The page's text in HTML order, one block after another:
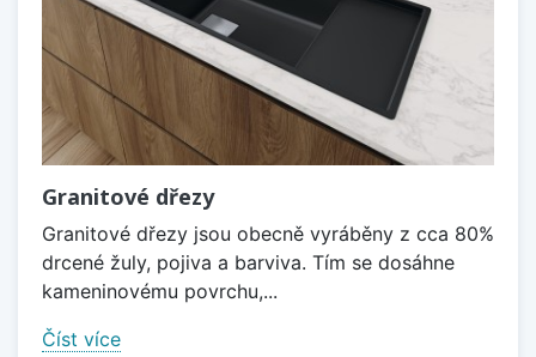
Granitové dřezy
Granitové dřezy jsou obecně vyráběny z cca 80%
drcené žuly, pojiva a barviva. Tím se dosáhne
kameninovému povrchu,...
Číst více